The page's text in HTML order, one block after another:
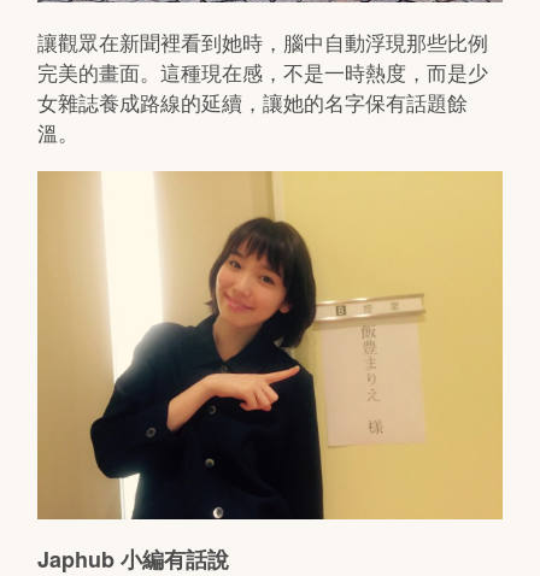
讓觀眾在新聞裡看到她時，腦中自動浮現那些比例
完美的畫面。這種現在感，不是一時熱度，而是少
女雜誌養成路線的延續，讓她的名字保有話題餘
溫。
Japhub 小編有話說